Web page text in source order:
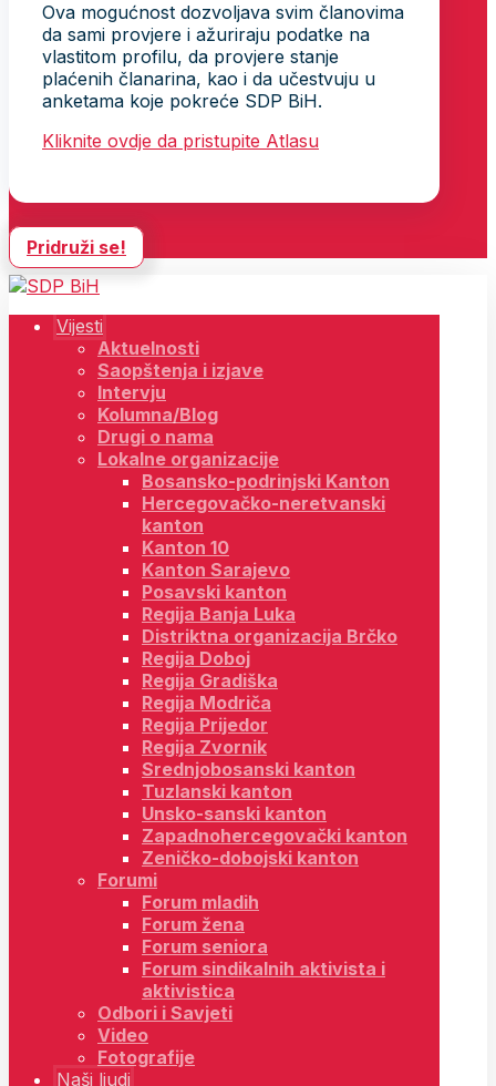
Ova mogućnost dozvoljava svim članovima
da sami provjere i ažuriraju podatke na
vlastitom profilu, da provjere stanje
plaćenih članarina, kao i da učestvuju u
anketama koje pokreće SDP BiH.
Kliknite ovdje da pristupite Atlasu
Pridruži se!
Vijesti
Aktuelnosti
Saopštenja i izjave
Intervju
Kolumna/Blog
Drugi o nama
Lokalne organizacije
Bosansko-podrinjski Kanton
Hercegovačko-neretvanski
kanton
Kanton 10
Kanton Sarajevo
Posavski kanton
Regija Banja Luka
Distriktna organizacija Brčko
Regija Doboj
Regija Gradiška
Regija Modriča
Regija Prijedor
Regija Zvornik
Srednjobosanski kanton
Tuzlanski kanton
Unsko-sanski kanton
Zapadnohercegovački kanton
Zeničko-dobojski kanton
Forumi
Forum mladih
Forum žena
Forum seniora
Forum sindikalnih aktivista i
aktivistica
Odbori i Savjeti
Video
Fotografije
Naši ljudi